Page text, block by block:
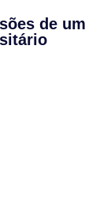
de um